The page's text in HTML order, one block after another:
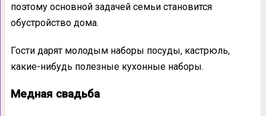
поэтому основной задачей семьи становится
обустройство дома.
Гости дарят молодым наборы посуды, кастрюль,
какие-нибудь полезные кухонные наборы.
Медная свадьба